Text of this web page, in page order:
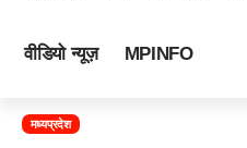
वीडियो न्यूज़ MPINFO
मध्यप्रदेश